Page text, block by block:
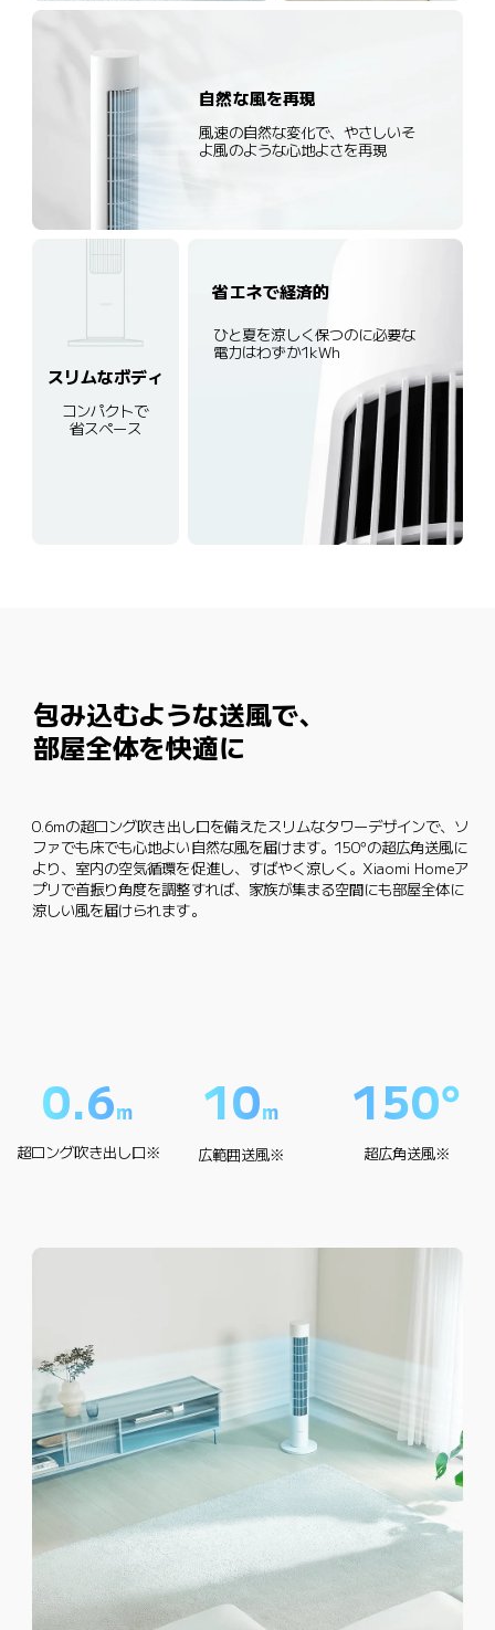
自然な風を再現
風速の自然な変化で、やさしいそ
よ風のような心地よさを再現
スリムなボディ
コンパクトで
省スペース
省エネで経済的
ひと夏を涼しく保つのに必要な
電力はわずか1kWh
包み込むような送風で、
部屋全体を快適に
0.6mの超ロング吹き出し口を備えたスリムなタワーデザインで、ソ
ファでも床でも心地よい自然な風を届けます。150°の超広角送風に
より、室内の空気循環を促進し、すばやく涼しく。Xiaomi Homeア
プリで首振り角度を調整すれば、家族が集まる空間にも部屋全体に
涼しい風を届けられます。
0.6m
超ロング吹き出し口※
10m
広範囲送風※
150°
超広角送風※